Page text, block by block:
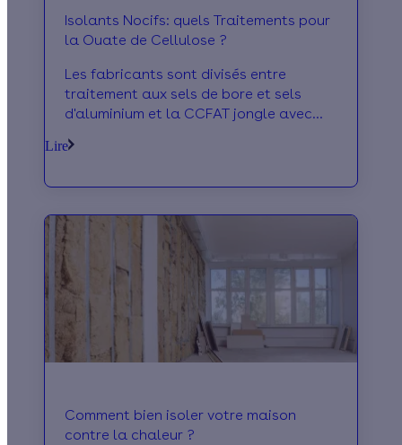
Isolants Nocifs: quels Traitements pour
la Ouate de Cellulose ?
Les fabricants sont divisés entre
traitement aux sels de bore et sels
d'aluminium et la CCFAT jongle avec
Lire
Comment bien isoler votre maison
contre la chaleur ?